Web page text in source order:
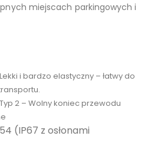
miejscach parkingowych i
i bardzo elastyczny – łatwy do
2 – Wolny koniec przewodu
(IP67 z osłonami